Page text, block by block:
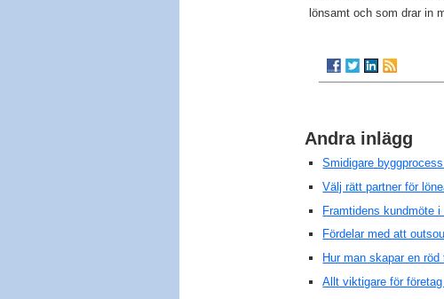
lönsamt och som drar in
Andra inlägg
Smidigare
Välj rätt partner för
Framtidens kundmöte
Fördelar med att
Hur man skapar en
Allt viktigare för